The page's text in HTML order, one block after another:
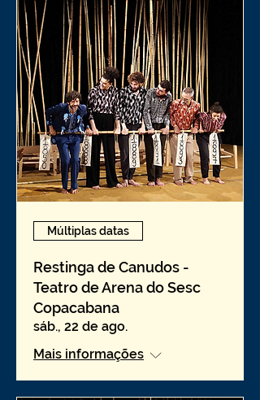
Múltiplas datas
Restinga de Canudos -
Teatro de Arena do Sesc
Copacabana
sáb., 22 de ago.
Mais informações